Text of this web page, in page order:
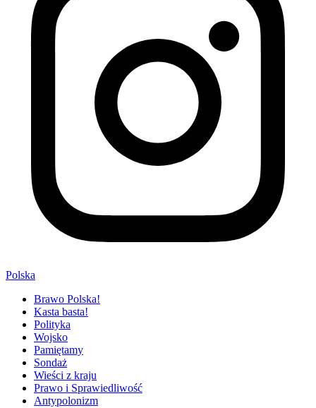
Polska
Brawo Polska!
Kasta basta!
Polityka
Wojsko
Pamiętamy
Sondaż
Wieści z kraju
Prawo i Sprawiedliwość
Antypolonizm